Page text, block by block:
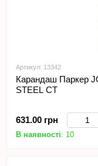
Артикул: 13342
Карандаш Паркер
STEEL СТ
631.00 грн
В наявності: 10